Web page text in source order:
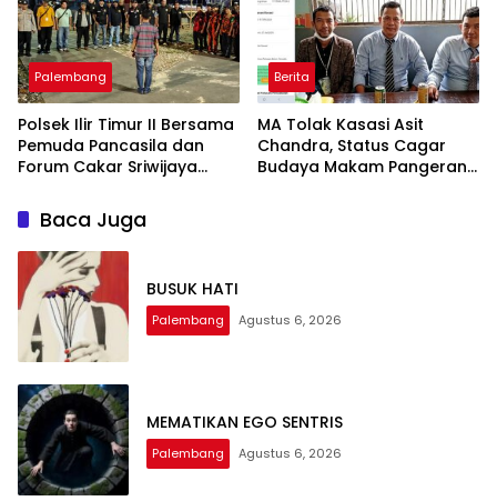
Palembang
Polsek Ilir Timur II Bersama
Pemuda Pancasila dan
Forum Cakar Sriwijaya
Antisipasi Tawuran dan
Kejahatan Jalanan
Berita
MA Tolak Kasasi Asit
Chandra, Status Cagar
Budaya Makam Pangeran
Baca Juga
BUSUK HATI
Palembang Agustus 6, 2026
MEMATIKAN EGO SENTRIS
Palembang Agustus 6, 2026